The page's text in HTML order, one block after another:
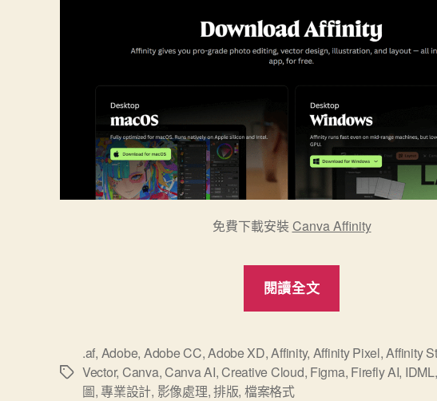
免費下載安裝Canva Affinity
閱讀全文
式
下
標
.af, Adobe, Adobe CC,Adobe XD,Affinity, Affinity Pixel,Affinity
Vector, Canva,Canva AI,Creative Cloud, Figma, Firefly AI, IDML,
圖,專業設計, 影像處理,排版, 檔案格式